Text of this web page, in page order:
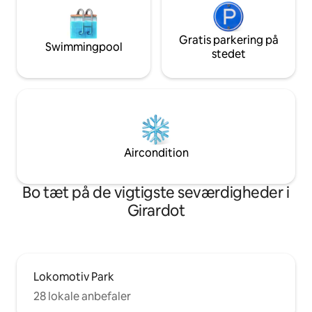
Swimmingpool
Gratis parkering på
stedet
Aircondition
Bo tæt på de vigtigste seværdigheder i
Girardot
Lokomotiv Park
28 lokale anbefaler